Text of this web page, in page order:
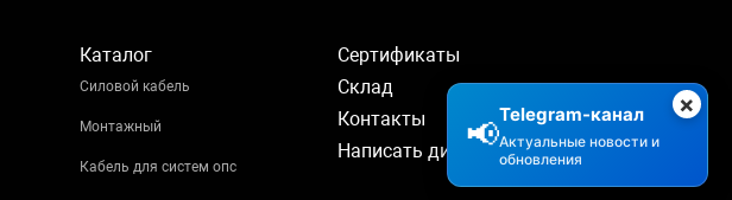
Каталог
Силовой кабель
Монтажный
Кабель для систем опс
Сертификаты
Склад
Контакты
Написать директору
×
📢
Telegram-канал
Актуальные новости и
обновления